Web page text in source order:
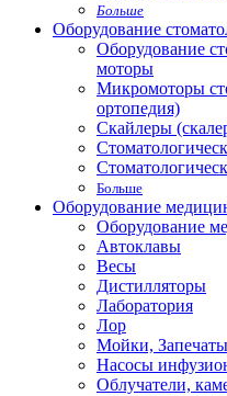
Больше
Оборудование
Оборудование
моторы
Микромоторы
ортопедия)
Скайлеры
Больше
Оборудование
Оборудование
Автоклавы
Весы
Дистилляторы
Лаборатория
Лор
Мойки,
Насосы
Облучатели,